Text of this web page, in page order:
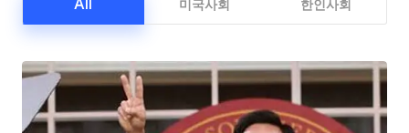
All 미국사회 한인사회